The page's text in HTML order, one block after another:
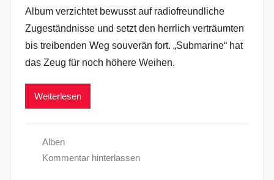
Album verzichtet bewusst auf radiofreundliche
Zugeständnisse und setzt den herrlich verträumten
bis treibenden Weg souverän fort. „Submarine“ hat
das Zeug für noch höhere Weihen.
Weiterlesen
Alben
Kommentar hinterlassen